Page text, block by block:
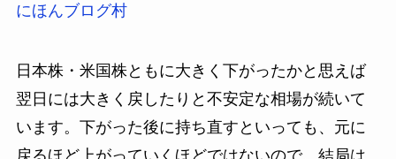
にほんブログ村
日本株・米国株ともに大きく下がったかと思えば
翌日には大きく戻したりと不安定な相場が続いて
います。下がった後に持ち直すといっても、元に